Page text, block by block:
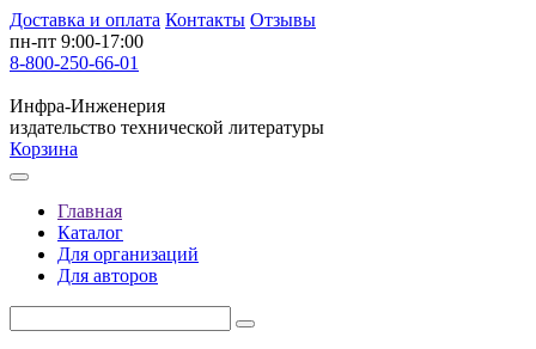
Доставка и оплата Контакты Отзывы
пн-пт 9:00-17:00
8-800-250-66-01
Инфра-Инженерия
издательство технической литературы
Корзина
Главная
Каталог
Для организаций
Для авторов